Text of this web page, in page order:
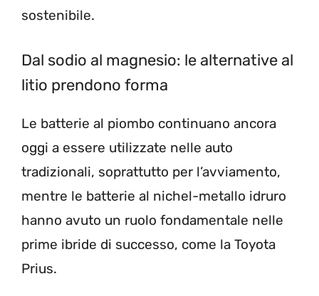
sostenibile.
Dal sodio al magnesio: le alternative al
litio prendono forma
Le batterie al piombo continuano ancora
oggi a essere utilizzate nelle auto
tradizionali, soprattutto per l’avviamento,
mentre le batterie al nichel-metallo idruro
hanno avuto un ruolo fondamentale nelle
prime ibride di successo, come la Toyota
Prius.